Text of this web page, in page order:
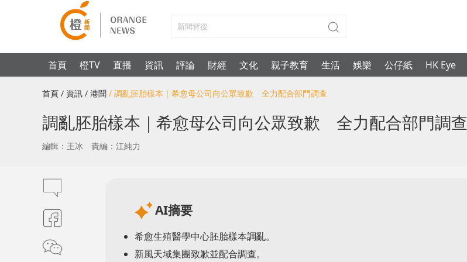
首頁 橙TV 直播 資訊 評論 財經 文化 親子教育 生活 娛樂 公仔紙 HK Eye
首頁 / 資訊 / 港聞 / 調亂胚胎樣本｜希愈母公司向公眾致歉 全力配合部門調查
調亂胚胎樣本｜希愈母公司向公眾致歉 全力配合部門調查
編輯：王冰 責編：江純力
AI摘要
希愈生殖醫學中心胚胎樣本調亂。
新風天域集團致歉並配合調查。